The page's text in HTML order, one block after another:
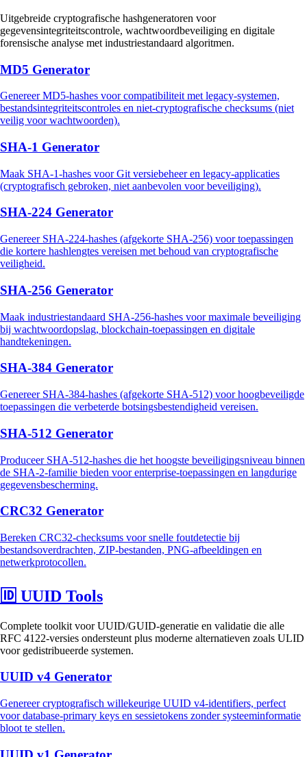
Uitgebreide cryptografische hashgeneratoren voor
gegevensintegriteitscontrole, wachtwoordbeveiliging en digitale
forensische analyse met industriestandaard algoritmen.
MD5 Generator
Genereer MD5-hashes voor compatibiliteit met legacy-systemen,
bestandsintegriteitscontroles en niet-cryptografische checksums (niet
veilig voor wachtwoorden).
SHA-1 Generator
Maak SHA-1-hashes voor Git versiebeheer en legacy-applicaties
(cryptografisch gebroken, niet aanbevolen voor beveiliging).
SHA-224 Generator
Genereer SHA-224-hashes (afgekorte SHA-256) voor toepassingen
die kortere hashlengtes vereisen met behoud van cryptografische
veiligheid.
SHA-256 Generator
Maak industriestandaard SHA-256-hashes voor maximale beveiliging
bij wachtwoordopslag, blockchain-toepassingen en digitale
handtekeningen.
SHA-384 Generator
Genereer SHA-384-hashes (afgekorte SHA-512) voor hoogbeveiligde
toepassingen die verbeterde botsingsbestendigheid vereisen.
SHA-512 Generator
Produceer SHA-512-hashes die het hoogste beveiligingsniveau binnen
de SHA-2-familie bieden voor enterprise-toepassingen en langdurige
gegevensbescherming.
CRC32 Generator
Bereken CRC32-checksums voor snelle foutdetectie bij
bestandsoverdrachten, ZIP-bestanden, PNG-afbeeldingen en
netwerkprotocollen.
🆔 UUID Tools
Complete toolkit voor UUID/GUID-generatie en validatie die alle
RFC 4122-versies ondersteunt plus moderne alternatieven zoals ULID
voor gedistribueerde systemen.
UUID v4 Generator
Genereer cryptografisch willekeurige UUID v4-identifiers, perfect
voor database-primary keys en sessietokens zonder systeeminformatie
bloot te stellen.